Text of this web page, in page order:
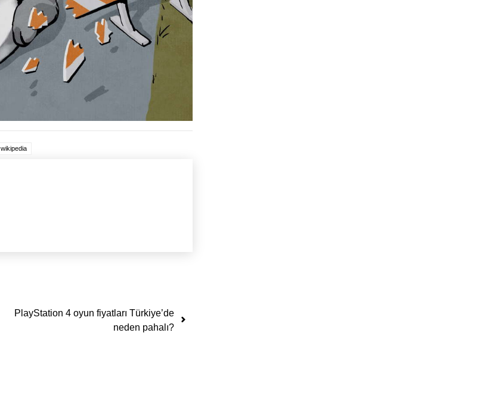
wikipedia
PlayStation 4 oyun fiyatları Türkiye’de
neden pahalı?